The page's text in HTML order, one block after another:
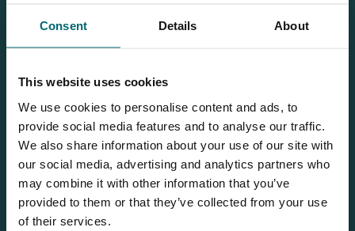
Consent Details About
This website uses cookies
We use cookies to personalise content and ads, to
provide social media features and to analyse our traffic.
We also share information about your use of our site with
our social media, advertising and analytics partners who
may combine it with other information that you’ve
provided to them or that they’ve collected from your use
of their services.